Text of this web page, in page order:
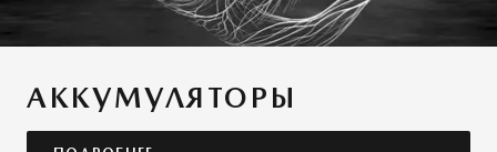
АККУМУЛЯТОРЫ